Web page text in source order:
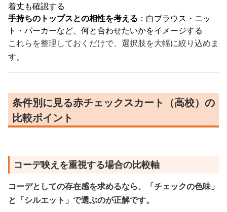
着丈も確認する
手持ちのトップスとの相性を考える ：白ブラウス・ニッ
ト・パーカーなど、何と合わせたいかをイメージする
これらを整理しておくだけで、選択肢を大幅に絞り込めま
す。
条件別に見る赤チェックスカート（高校）の
比較ポイント
コーデ映えを重視する場合の比較軸
コーデとしての存在感を求めるなら、「チェックの色味」
と「シルエット」で選ぶのが正解です。